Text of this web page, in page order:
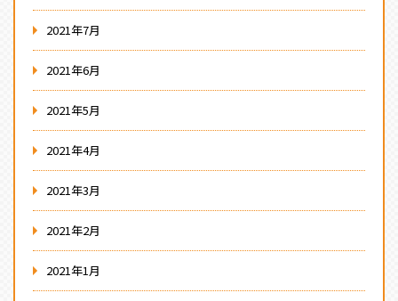
2021年7月
2021年6月
2021年5月
2021年4月
2021年3月
2021年2月
2021年1月